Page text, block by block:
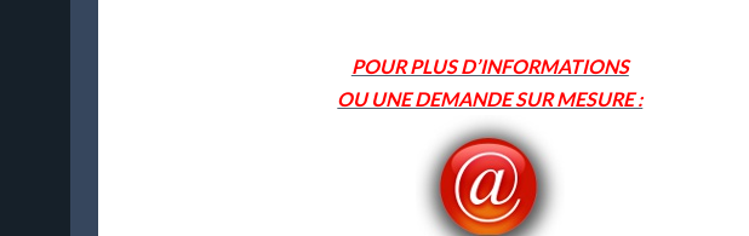
POUR PLUS D’INFORMATIONS
OU UNE DEMANDE SUR MESURE :